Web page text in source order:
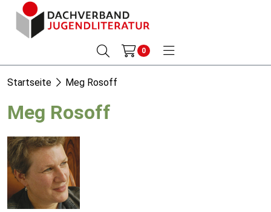
0
Startseite Meg Rosoff
Meg Rosoff